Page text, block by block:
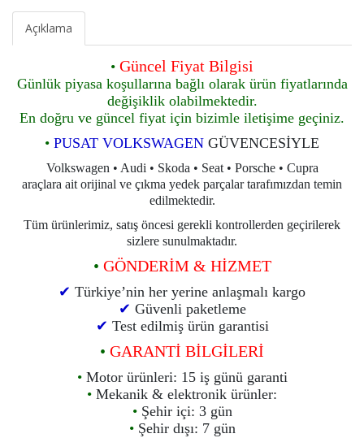
Açıklama
• Güncel Fiyat Bilgisi
Günlük piyasa koşullarına bağlı olarak ürün fiyatlarında
değişiklik olabilmektedir.
En doğru ve güncel fiyat için bizimle iletişime geçiniz.
• PUSAT VOLKSWAGEN GÜVENCESİYLE
Volkswagen • Audi • Skoda • Seat • Porsche • Cupra
araçlara ait orijinal ve çıkma yedek parçalar tarafımızdan temin
edilmektedir.
Tüm ürünlerimiz, satış öncesi gerekli kontrollerden geçirilerek
sizlere sunulmaktadır.
• GÖNDERİM & HİZMET
✔ Türkiye’nin her yerine anlaşmalı kargo
✔ Güvenli paketleme
✔ Test edilmiş ürün garantisi
• GARANTİ BİLGİLERİ
•Motor ürünleri: 15 iş günü garanti
• Mekanik & elektronik ürünler:
•Şehir içi: 3 gün
•Şehir dışı: 7 gün